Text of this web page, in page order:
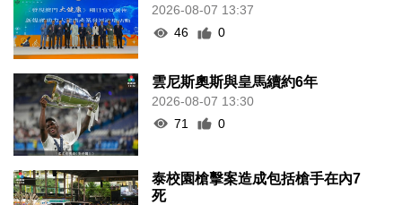
2026-08-07 13:37
46
0
雲尼斯奧斯與皇馬續約6年
2026-08-07 13:30
71
0
泰校園槍擊案造成包括槍手在內7
死